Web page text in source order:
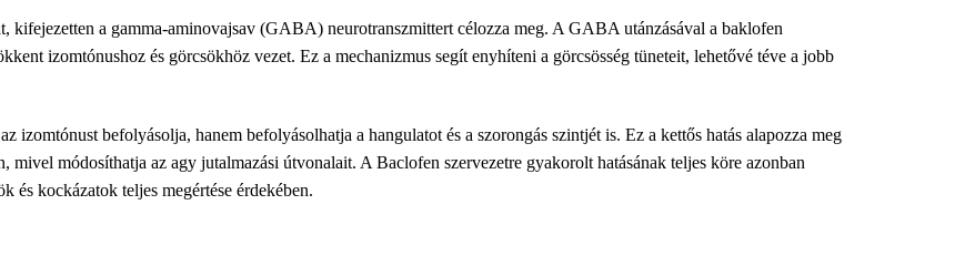
a gamma-aminovajsav (GABA) neurotranszmittert célozza meg. A GABA utánzásával a baklofen
izomtónushoz és görcsökhöz vezet. Ez a mechanizmus segít enyhíteni a görcsösség tüneteit, lehetővé téve a jobb
izomtónust befolyásolja, hanem befolyásolhatja a hangulatot és a szorongás szintjét is. Ez a kettős hatás alapozza meg
mivel módosíthatja az agy jutalmazási útvonalait. A Baclofen szervezetre gyakorolt ​​hatásának teljes köre azonban
és kockázatok teljes megértése érdekében.